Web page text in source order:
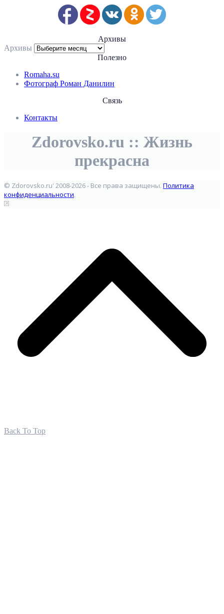
Архивы
Архивы
Полезно
Romaha.su
Фотограф Роман Данилин
Связь
Контакты
Zdorovsko.ru :: Жизнь
прекрасна
© Zdorovsko.ru' 2008-2026 - Все права защищены. Политика
конфиденциальности.
Back To Top